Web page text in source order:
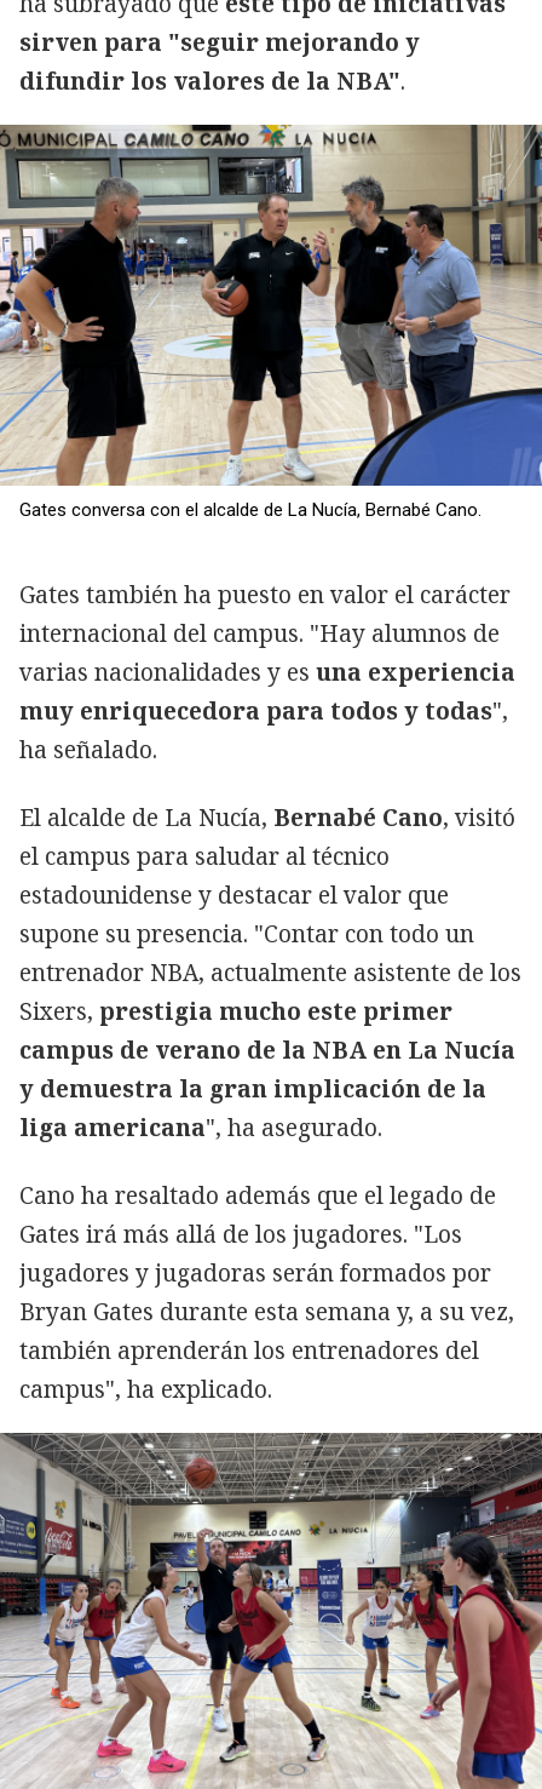
sirven para "seguir mejorando y
difundir los valores de la NBA".
Gates conversa con el alcalde de La Nucía, Bernabé Cano.
Gates también ha puesto en valor el carácter
internacional del campus. "Hay alumnos de
varias nacionalidades y es una experiencia
muy enriquecedora para todos y todas",
ha señalado.
El alcalde de La Nucía, Bernabé Cano, visitó
el campus para saludar al técnico
estadounidense y destacar el valor que
supone su presencia. "Contar con todo un
entrenador NBA, actualmente asistente de los
Sixers, prestigia mucho este primer
campus de verano de la NBA en La Nucía
y demuestra la gran implicación de la
liga americana", ha asegurado.
Cano ha resaltado además que el legado de
Gates irá más allá de los jugadores. "Los
jugadores y jugadoras serán formados por
Bryan Gates durante esta semana y, a su vez,
también aprenderán los entrenadores del
campus", ha explicado.